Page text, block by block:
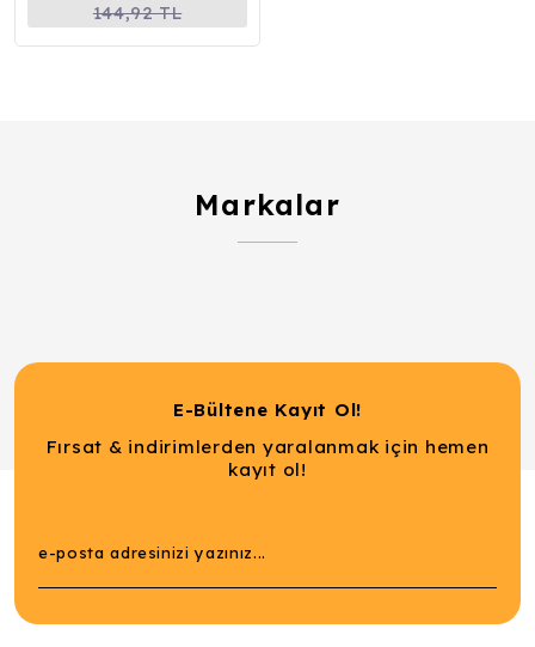
144,92 TL
Markalar
E-Bültene Kayıt Ol!
Fırsat & indirimlerden yaralanmak için hemen
kayıt ol!